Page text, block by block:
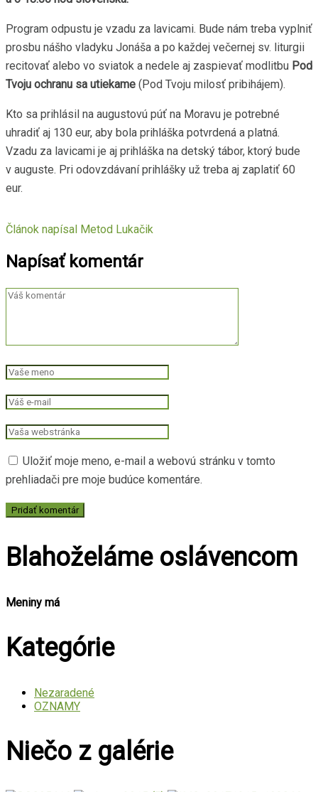
Program odpustu je vzadu za lavicami. Bude nám treba vyplniť
prosbu nášho vladyku Jonáša a po každej večernej sv. liturgii
recitovať alebo vo sviatok a nedele aj zaspievať modlitbu Pod
Tvoju ochranu sa utiekame (Pod Tvoju milosť pribihájem).
Kto sa prihlásil na augustovú púť na Moravu je potrebné
uhradiť aj 130 eur, aby bola prihláška potvrdená a platná.
Vzadu za lavicami je aj prihláška na detský tábor, ktorý bude
v auguste. Pri odovzdávaní prihlášky už treba aj zaplatiť 60
eur.
Článok napísal Metod Lukačik
Napísať komentár
Uložiť moje meno, e-mail a webovú stránku v tomto
prehliadači pre moje budúce komentáre.
Blahoželáme oslávencom
Meniny má
Kategórie
Nezaradené
OZNAMY
Niečo z galérie